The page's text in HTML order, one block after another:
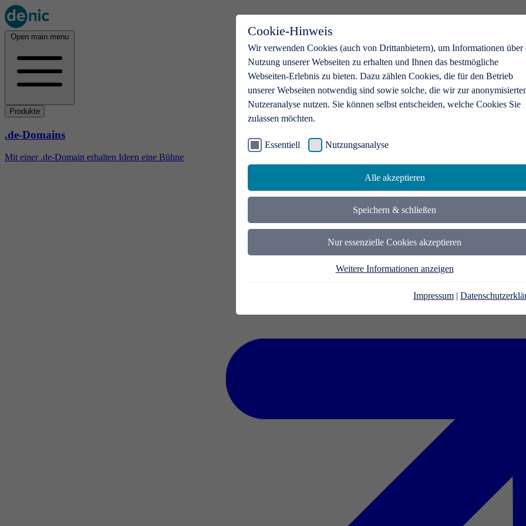
Cookie-Hinweis
Wir verwenden Cookies (auch von Drittanbietern), um Informationen über
Nutzung unserer Webseiten zu erhalten und Ihnen das bestmögliche
Webseiten-Erlebnis zu bieten. Dazu zählen Cookies, die für den Betrieb
unserer Webseiten notwendig sind sowie solche, die wir zur
Nutzeranalyse nutzen. Sie können selbst entscheiden, welche Cookies Sie
zulassen möchten.
Essentiell Nutzungsanalyse
Alle akzeptieren
Speichern & schließen
Nur essenzielle Cookies akzeptieren
Weitere Informationen anzeigen
Impressum |
Open main menu
Produkte
.de-Domains
Mit einer .de-Domain erhalten Ideen eine Bühne